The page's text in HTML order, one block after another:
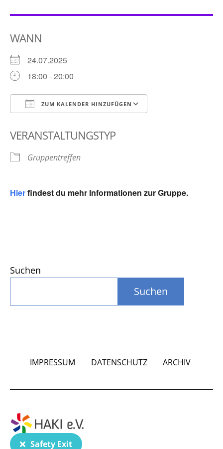
Safety Exit
WANN
24.07.2025
18:00 - 20:00
ZUM KALENDER HINZUFÜGEN
VERANSTALTUNGSTYP
Gruppentreffen
Hierfindest du mehr Informationen zur Gruppe.
Suchen
Suchen
IMPRESSUM DATENSCHUTZ ARCHIV